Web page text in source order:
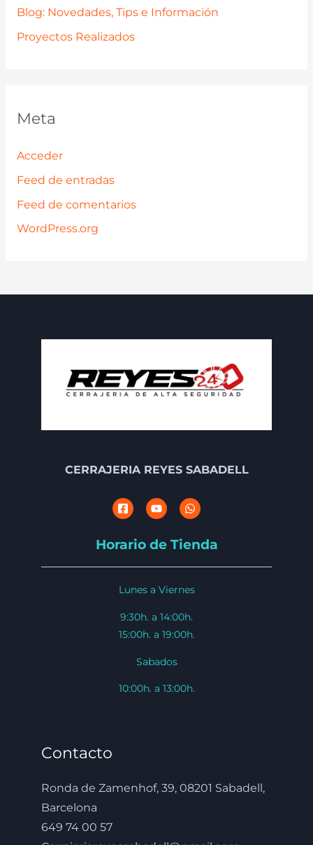
Blog: Novedades, Tips e Información
Proyectos Realizados
Meta
Acceder
Feed de entradas
Feed de comentarios
WordPress.org
CERRAJERIA REYES SABADELL
Horario de Tienda
Lunes a Viernes
9:30h. a 14:00h.
15:00h. a 19:00h.
Sabados
10:00h. a 13:00h.
Contacto
Ronda de Zamenhof, 39, 08201 Sabadell,
Barcelona
649 74 00 57